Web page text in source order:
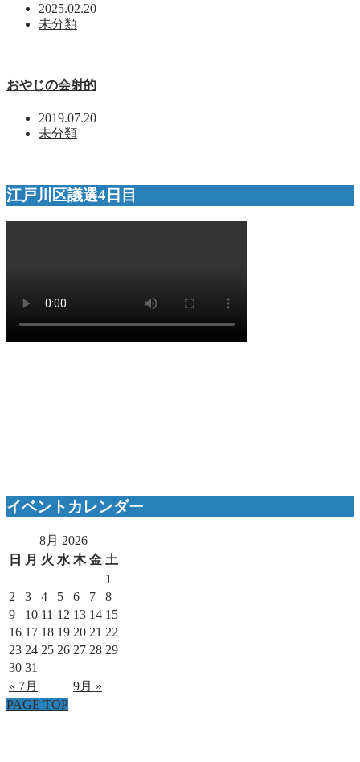
2025.02.20
未分類
おやじの会射的
2019.07.20
未分類
江戸川区議選4日目
イベントカレンダー
8月 2026
日
月 火 水 木 金 土
1
2
3 4 5 6 7
8
9
10 11 12 13 14 15
16 17 18 19 20 21 22
23 24 25 26 27 28 29
30 31
« 7月
9月 »
PAGE TOP